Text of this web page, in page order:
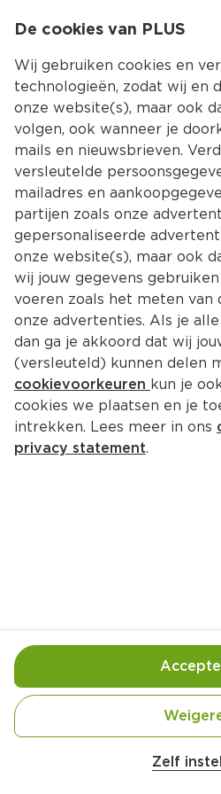
Terug
PLUS Crunchy
Per Stazak 150 g  (per kilo
Handige informatie over dit
Fairtrade Cacao
De cookies van PLUS
Wij gebruiken cookies en
technologieën, zodat wij en
onze website(s), maar ook
volgen, ook wanneer je
mails en nieuwsbrieven.
versleutelde
mailadres en
partijen zoals onze
gepersonaliseerde
onze website(s), maar ook
wij jouw gegevens
voeren zoals het meten
onze advertenties. Als je
dan ga je akkoord dat wij
(versleuteld) kunnen delen
cookievoorkeuren kun je
cookies we plaatsen en je
intrekken. Lees meer in ons
privacy statement.
Zelf